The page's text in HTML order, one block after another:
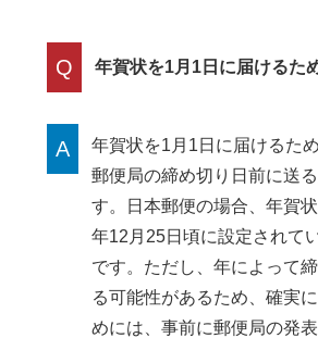
Q 年賀状を1月1日に届けるた
A
年賀状を1月1日に届けるた
郵便局の締め切り日前に送
す。日本郵便の場合、年賀
年12月25日頃に設定されて
です。ただし、年によって
る可能性があるため、確実
めには、事前に郵便局の発